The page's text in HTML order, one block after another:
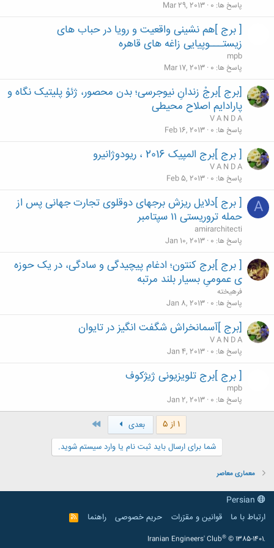
پاسخ ها 0
Mar 29, 2013
[ برج ]هم نشینی واقعیت و رویا در حباب های
زیستـــوپیایی زاغه های قاهره
mpb
پاسخ ها 0
Mar 17, 2013
[برج ]برجْ زندانِ نیوجرسی؛ بدن محصور، ژئوْ پلیتیک نگاه و
پارادایم اصلاح محیطی
V A N D A
پاسخ ها 0
Feb 16, 2013
[ برج ]برج المپیک 2016 ، ریودوژانیرو
V A N D A
پاسخ ها 0
Feb 5, 2013
A
[ برج ]دلایل ریزش برجهای دوقلوی تجارت جهانی پس از
حمله تروریستی ۱۱ سپتامبر
amirarchitecti
پاسخ ها 0
Jan 10, 2013
[ برج ]برج کنتون؛ ادغام پیچیدگی و سادگی، در یک حوزه
ی عمومیِ بسیار بلند مرتبه
فرهيخته
پاسخ ها 0
Jan 8, 2013
[برج ]آسمانخراش شگفت انگیز در تایوان
V A N D A
پاسخ ها 0
Jan 4, 2013
[ برج ]برج تلویزیونی ژیژکوف
mpb
پاسخ ها 0
Jan 2, 2013
1 از 5 بعدی
شما برای ارسال باید ثبت نام یا وارد سیستم شوید.
معماری معاصر
ارتباط با ما
قوانین و مقرّرات حریم خصوصی راهنما
R
S
Iranian Engineers' Club® © 1385-1401.